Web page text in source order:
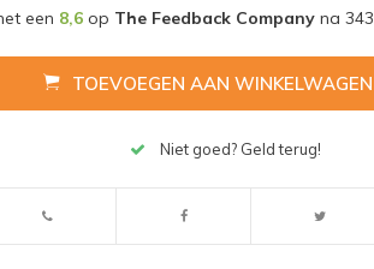
een 8,6op The Feedback Companyna 343
TOEVOEGEN AAN WINKELWAGEN
Niet goed? Geld terug!